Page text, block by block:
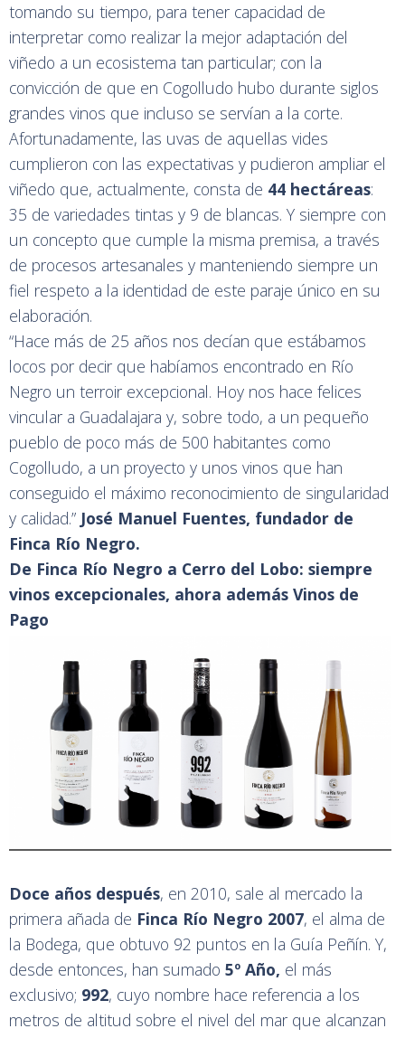
tomando su tiempo, para tener capacidad de
interpretar como realizar la mejor adaptación del
viñedo a un ecosistema tan particular; con la
convicción de que en Cogolludo hubo durante siglos
grandes vinos que incluso se servían a la corte.
Afortunadamente, las uvas de aquellas vides
cumplieron con las expectativas y pudieron ampliar el
viñedo que, actualmente, consta de 44 hectáreas:
35 de variedades tintas y 9 de blancas. Y siempre con
un concepto que cumple la misma premisa, a través
de procesos artesanales y manteniendo siempre un
fiel respeto a la identidad de este paraje único en su
elaboración.
“Hace más de 25 años nos decían que estábamos
locos por decir que habíamos encontrado en Río
Negro un terroir excepcional. Hoy nos hace felices
vincular a Guadalajara y, sobre todo, a un pequeño
pueblo de poco más de 500 habitantes como
Cogolludo, a un proyecto y unos vinos que han
conseguido el máximo reconocimiento de singularidad
y calidad.” José Manuel Fuentes, fundador de
Finca Río Negro.
De Finca Río Negro a Cerro del Lobo: siempre
vinos excepcionales, ahora además Vinos de
Pago
Doce años después, en 2010, sale al mercado la
primera añada de Finca Río Negro 2007, el alma de
la Bodega, que obtuvo 92 puntos en la Guía Peñín. Y,
desde entonces, han sumado 5º Año, el más
exclusivo; 992, cuyo nombre hace referencia a los
metros de altitud sobre el nivel del mar que alcanzan